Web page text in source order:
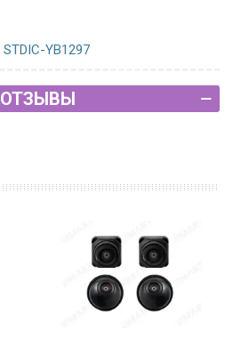
STDIC-YB1297
ОТЗЫВЫ